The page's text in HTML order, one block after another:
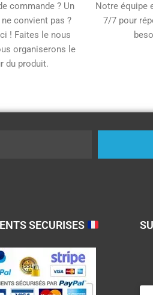
commande ? Un
convient pas ?
! Faites le nous
organiserons le
du produit.
Notre équipe
7/7 pour
SECURISES